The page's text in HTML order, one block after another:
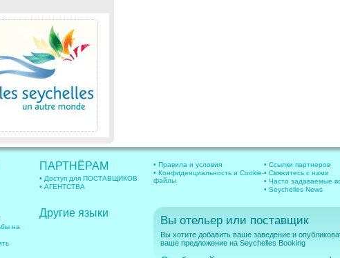
на
ПАРТНЁРАМ
• Доступ для ПОСТАВЩИКОВ
• АГЕНТСТВА
Другие языки
• Правила и условия
• Конфиденциальность и Cookie-
файлы
• Ссылки партнеров
• Свяжитесь с нами
• Часто задаваемые
• Seychelles News
Вы отельер или поставщик
Вы хотите добавить ваше заведение и
ваше предложение на Seychelles Booking